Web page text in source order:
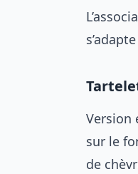
Version
sur le
de